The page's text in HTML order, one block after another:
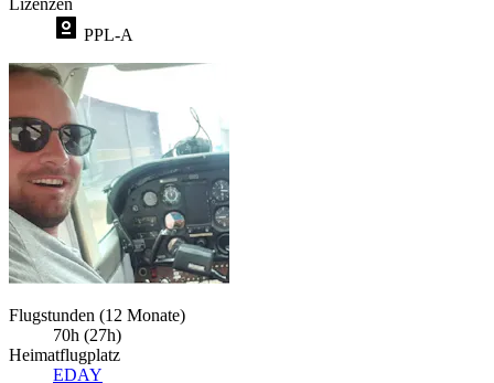
PPL-A
Flugstunden (12 Monate)
70h (27h)
Heimatflugplatz
EDAY